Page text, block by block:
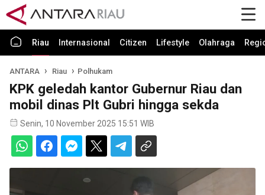
Riau Internasional Citizen Lifestyle Olahraga
ANTARA Riau Polhukam
KPK geledah kantor Gubernur Riau dan
mobil dinas Plt Gubri hingga sekda
Senin, 10 November 2025 15:51 WIB